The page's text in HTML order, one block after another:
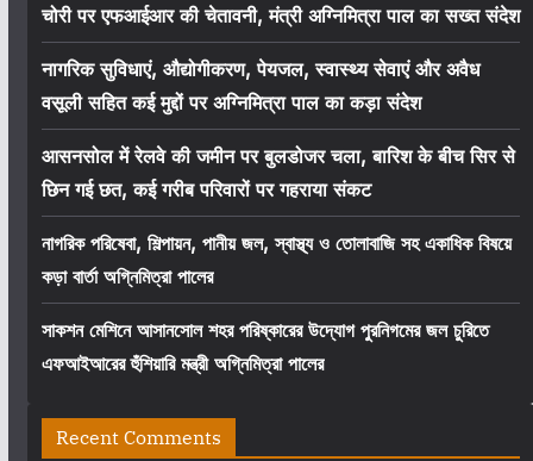
चोरी पर एफआईआर की चेतावनी, मंत्री अग्निमित्रा पाल का सख्त संदेश
नागरिक सुविधाएं, औद्योगीकरण, पेयजल, स्वास्थ्य सेवाएं और अवैध
वसूली सहित कई मुद्दों पर अग्निमित्रा पाल का कड़ा संदेश
आसनसोल में रेलवे की जमीन पर बुलडोजर चला, बारिश के बीच सिर से
छिन गई छत, कई गरीब परिवारों पर गहराया संकट
নাগরিক পরিষেবা, শিল্পায়ন, পানীয় জল, স্বাস্থ্য ও তোলাবাজি সহ একাধিক বিষয়ে
কড়া বার্তা অগ্নিমিত্রা পালের
সাকশন মেশিনে আসানসোল শহর পরিষ্কারের উদ্যোগ পুরনিগমের জল চুরিতে
এফআইআরের হুঁশিয়ারি মন্ত্রী অগ্নিমিত্রা পালের
Recent Comments